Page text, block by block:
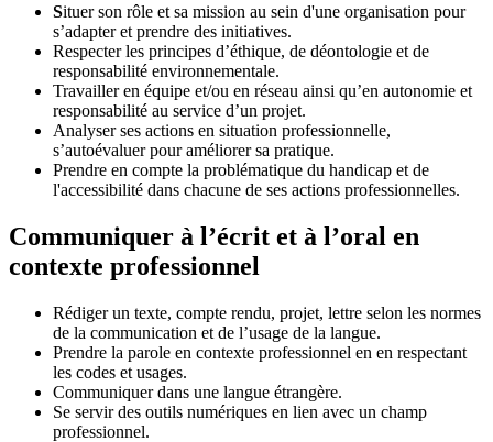
Situer son rôle et sa mission au sein d'une organisation pour
s’adapter et prendre des initiatives.
Respecter les principes d’éthique, de déontologie et de
responsabilité environnementale.
Travailler en équipe et/ou en réseau ainsi qu’en autonomie et
responsabilité au service d’un projet.
Analyser ses actions en situation professionnelle,
s’autoévaluer pour améliorer sa pratique.
Prendre en compte la problématique du handicap et de
l'accessibilité dans chacune de ses actions professionnelles.
Communiquer à l’écrit et à l’oral en
contexte professionnel
Rédiger un texte, compte rendu, projet, lettre selon les normes
de la communication et de l’usage de la langue.
Prendre la parole en contexte professionnel en en respectant
les codes et usages.
Communiquer dans une langue étrangère.
Se servir des outils numériques en lien avec un champ
professionnel.